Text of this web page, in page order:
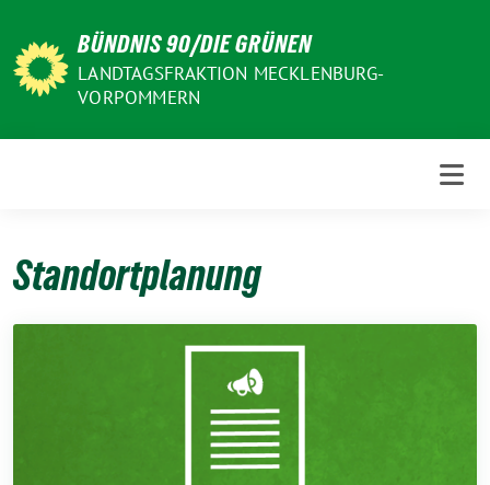
zum
Inhalt
BÜNDNIS 90/DIE GRÜNEN
LANDTAGSFRAKTION MECKLENBURG-
VORPOMMERN
Standortplanung